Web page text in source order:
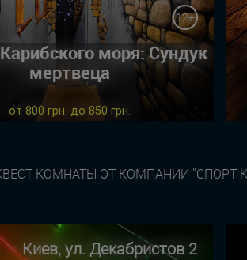
12+
моря: Сундук
мертвеца
от 800 грн. до 850 грн.
КОМНАТЫ ОТ КОМПАНИИ "СПОРТ
Киев, ул. Декабристов 2